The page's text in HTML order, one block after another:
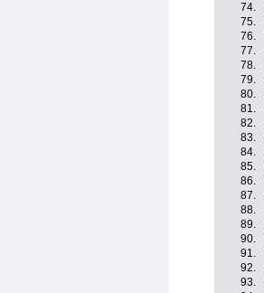
74.
75.
76.
77.
78.
79.
80.
81.
82.
83.
84.
85.
86.
87.
88.
89.
90.
91.
92.
93.